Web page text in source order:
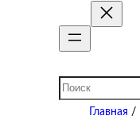
Поиск
Главная /